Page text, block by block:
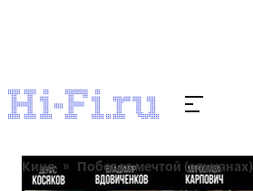
Кино Побег за мечтой